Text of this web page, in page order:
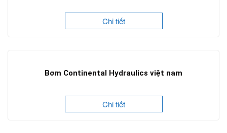
Chi tiết
Bơm Continental Hydraulics việt nam
Chi tiết